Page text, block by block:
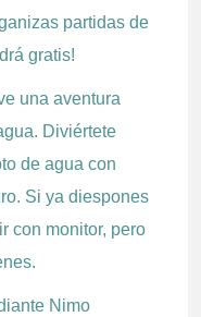
partidas de
gratis!
una aventura
Diviértete
de agua con
Si ya diespones
con monitor, pero
Nimo